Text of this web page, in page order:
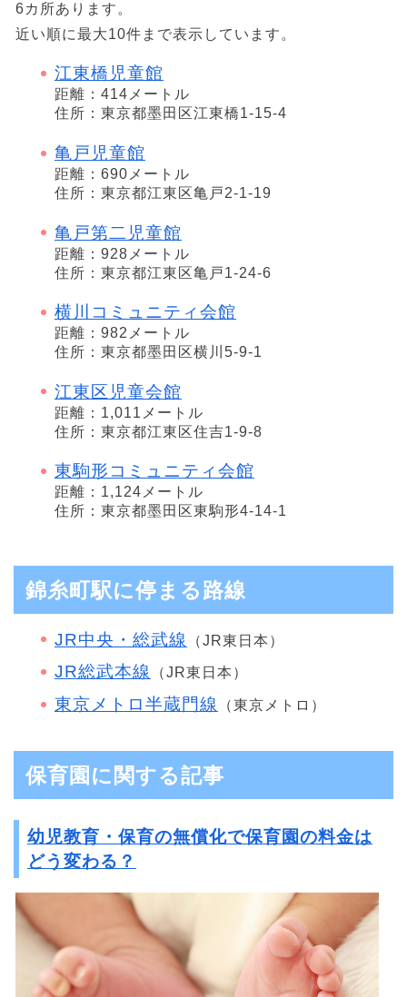
6カ所あります。
近い順に最大10件まで表示しています。
江東橋児童館
距離：414メートル
住所：東京都墨田区江東橋1-15-4
亀戸児童館
距離：690メートル
住所：東京都江東区亀戸2-1-19
亀戸第二児童館
距離：928メートル
住所：東京都江東区亀戸1-24-6
横川コミュニティ会館
距離：982メートル
住所：東京都墨田区横川5-9-1
江東区児童会館
距離：1,011メートル
住所：東京都江東区住吉1-9-8
東駒形コミュニティ会館
距離：1,124メートル
住所：東京都墨田区東駒形4-14-1
錦糸町駅に停まる路線
JR中央・総武線 （JR東日本）
JR総武本線 （JR東日本）
東京メトロ半蔵門線 （東京メトロ）
保育園に関する記事
幼児教育・保育の無償化で保育園の料金は
どう変わる？